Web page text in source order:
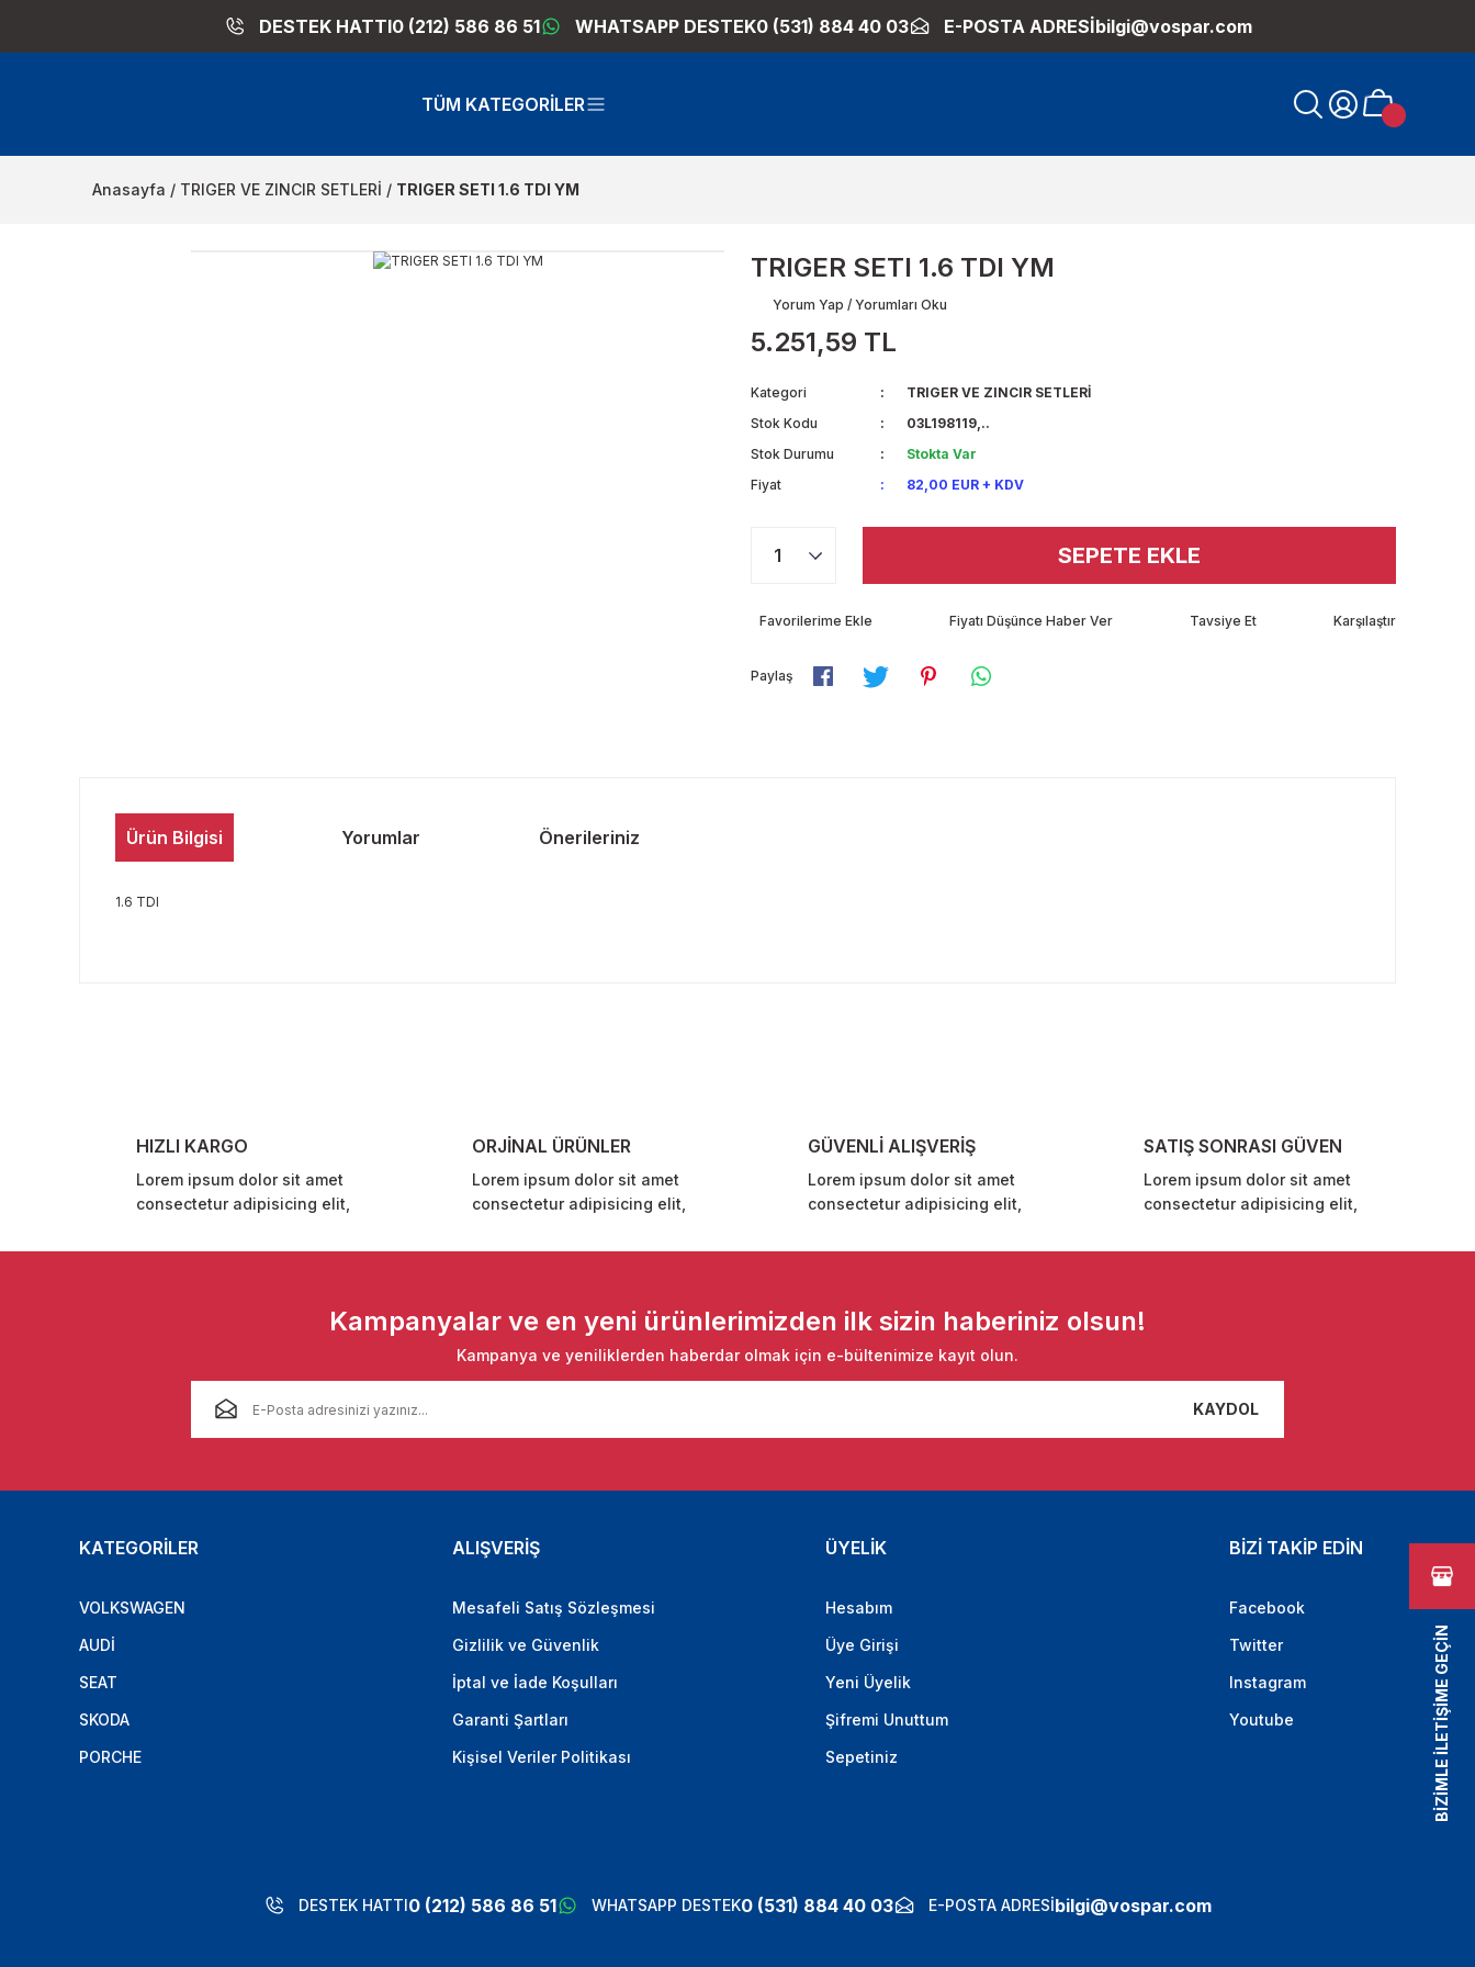
DESTEK HATTI0 (212) 586 86 51 WHATSAPP DESTEK0 (531) 884 40 03 E-POSTA ADRESİbilgi@vospar.com
TÜM KATEGORİLER
Anasayfa TRIGER VE ZINCIR SETLERİ TRIGER SETI 1.6 TDI YM
TRIGER SETI 1.6 TDI YM
Yorum Yap / Yorumları Oku
5.251,59 TL
Kategori
TRIGER VE ZINCIR SETLERİ
Stok Kodu
03L198119,..
Stok Durumu
Stokta Var
Fiyat
82,00 EUR + KDV
SEPETE EKLE
Fiyatı Düşünce Haber Ver Tavsiye Et Karşılaştır
Paylaş
Ürün Bilgisi Yorumlar Önerileriniz
1.6 TDI
Bu ürüne benzer farklı alternatifler olmalı.
HIZLI KARGO
Lorem ipsum dolor sit amet
consectetur adipisicing elit,
ORJİNAL ÜRÜNLER
Lorem ipsum dolor sit amet
consectetur adipisicing elit,
GÜVENLİ ALIŞVERİŞ
Lorem ipsum dolor sit amet
consectetur adipisicing elit,
SATIŞ SONRASI GÜVEN
Lorem ipsum dolor sit amet
consectetur adipisicing elit,
Kampanyalar ve en yeni ürünlerimizden ilk sizin haberiniz olsun!
Kampanya ve yeniliklerden haberdar olmak için e-bültenimize kayıt olun.
KAYDOL
KATEGORİLER
VOLKSWAGEN
AUDİ
SEAT
SKODA
PORCHE
ALIŞVERİŞ
Mesafeli Satış Sözleşmesi
Gizlilik ve Güvenlik
İptal ve İade Koşulları
Garanti Şartları
Kişisel Veriler Politikası
ÜYELİK
Hesabım
Üye Girişi
Yeni Üyelik
Şifremi Unuttum
Sepetiniz
BİZİ TAKİP EDİN
Facebook
Twitter
Instagram
Youtube
DESTEK HATTI0 (212) 586 86 51 WHATSAPP DESTEK0 (531) 884 40 03 E-POSTA ADRESİbilgi@vospar.com
BİZİMLE İLETİŞİME GEÇİN